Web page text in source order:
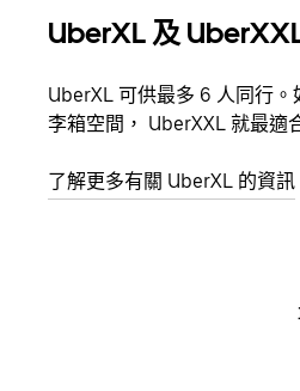
UberXL 及
UberXL 可供最多 6 人同行
李箱空間， UberXXL 就最適
了解更多有關 UberXL 的資訊